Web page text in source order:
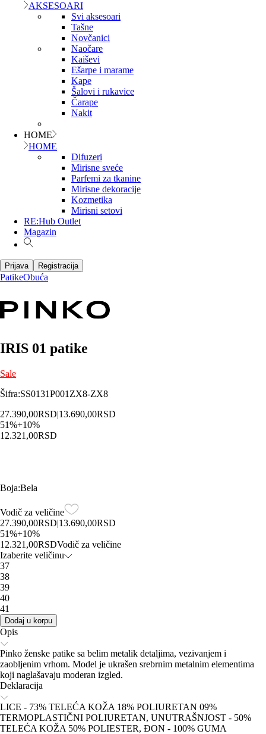
AKSESOARI
Svi aksesoari
Tašne
Novčanici
Naočare
Kaiševi
Ešarpe i marame
Kape
Šalovi i rukavice
Čarape
Nakit
HOME
HOME
Difuzeri
Mirisne sveće
Parfemi za tkanine
Mirisne dekoracije
Kozmetika
Mirisni setovi
RE:Hub Outlet
Magazin
Prijava Registracija
PatikeObuća
IRIS 01 patike
Sale
Šifra:SS0131P001ZX8-ZX8
27.390,00RSD|13.690,00RSD
51%+10%
12.321,00RSD
Boja:Bela
Vodič za veličine
27.390,00RSD|13.690,00RSD
51%+10%
12.321,00RSDVodič za veličine
Izaberite veličinu
37
38
39
40
41
Dodaj u korpu
Opis
Pinko ženske patike sa belim metalik detaljima, vezivanjem i
zaobljenim vrhom. Model je ukrašen srebrnim metalnim elementima
koji naglašavaju moderan izgled.
Deklaracija
LICE - 73% TELEĆA KOŽA 18% POLIURETAN 09%
TERMOPLASTIČNI POLIURETAN, UNUTRAŠNJOST - 50%
TELEĆA KOŽA 50% POLIESTER, ĐON - 100% GUMA